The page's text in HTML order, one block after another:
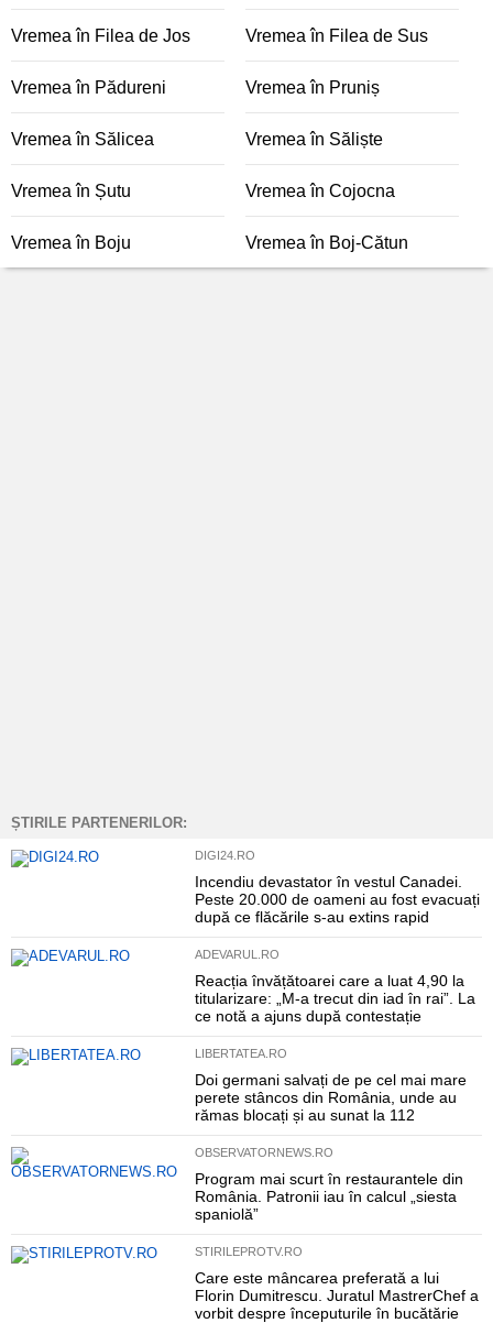
Vremea în Filea de Jos Vremea în Filea de Sus
Vremea în Pădureni Vremea în Pruniș
Vremea în Sălicea Vremea în Săliște
Vremea în Șutu Vremea în Cojocna
Vremea în Boju Vremea în Boj-Cătun
ȘTIRILE PARTENERILOR:
DIGI24.RO
Incendiu devastator în vestul Canadei.
Peste 20.000 de oameni au fost evacuați
după ce flăcările s-au extins rapid
ADEVARUL.RO
Reacția învățătoarei care a luat 4,90 la
titularizare: „M-a trecut din iad în rai”. La
ce notă a ajuns după contestație
LIBERTATEA.RO
Doi germani salvați de pe cel mai mare
perete stâncos din România, unde au
rămas blocați și au sunat la 112
OBSERVATORNEWS.RO
Program mai scurt în restaurantele din
România. Patronii iau în calcul „siesta
spaniolă”
STIRILEPROTV.RO
Care este mâncarea preferată a lui
Florin Dumitrescu. Juratul MastrerChef a
vorbit despre începuturile în bucătărie